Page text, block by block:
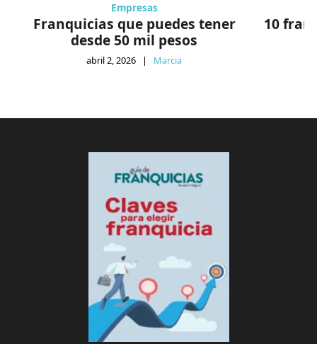
Empresas
Franquicias que puedes tener
desde 50 mil pesos
abril 2, 2026 | Marcia
10